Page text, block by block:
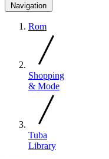
Navigation
Rom
Shopping
& Mode
Tuba
Library